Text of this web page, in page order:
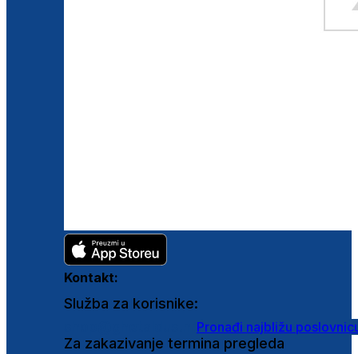
Kontakt:
Služba za korisnike:
Pronađi najbližu
Za zakazivanje termina pregleda